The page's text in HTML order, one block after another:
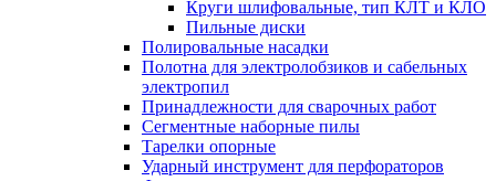
Круги шлифовальные, тип КЛТ и КЛО
Пильные диски
Полировальные насадки
Полотна для электролобзиков и сабельных
электропил
Принадлежности для сварочных работ
Сегментные наборные пилы
Тарелки опорные
Ударный инструмент для перфораторов